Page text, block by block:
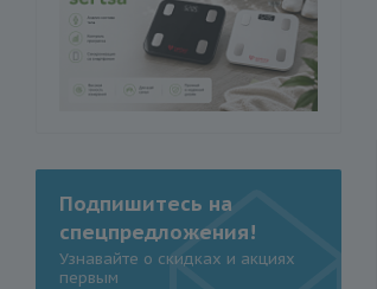
Подпишитесь на
спецпредложения!
Узнавайте о скидках и акциях
первым